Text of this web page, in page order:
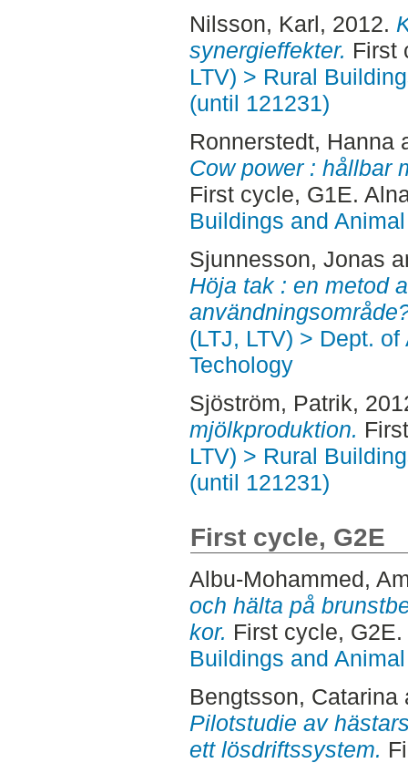
Nilsson, Karl, 2012.
synergieffekter. First
LTV) > Rural
(until 121231)
Ronnerstedt, Hanna
Cow power : hållbar
First cycle, G1E.
Buildings and
Sjunnesson, Jonas
Höja tak : en metod
(LTJ, LTV) > Dept.
Techology
Sjöström, Patrik,
mjölkproduktion.
LTV) > Rural
(until 121231)
First cycle, G2E
Albu-Mohammed,
och hälta på
kor. First cycle,
Buildings and
Bengtsson, Catarina
Pilotstudie av
ett lösdriftssystem.